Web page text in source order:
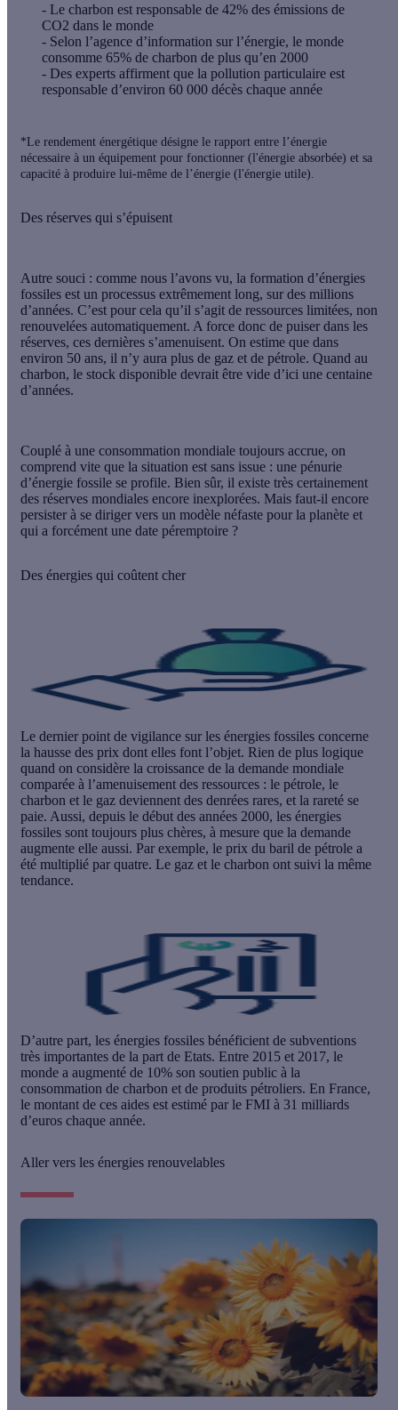
- Le charbon est responsable de 42% des émissions de
CO2 dans le monde
- Selon l’agence d’information sur l’énergie, le monde
consomme 65% de charbon de plus qu’en 2000
- Des experts affirment que la pollution particulaire est
responsable d’environ 60 000 décès chaque année
*Le rendement énergétique désigne le rapport entre l’énergie
nécessaire à un équipement pour fonctionner (l'énergie absorbée) et sa
capacité à produire lui-même de l’énergie (l'énergie utile).
Des réserves qui s’épuisent
Autre souci : comme nous l’avons vu, la formation d’énergies
fossiles est un processus extrêmement long, sur des millions
d’années. C’est pour cela qu’il s’agit de ressources limitées, non
renouvelées automatiquement. A force donc de puiser dans les
réserves, ces dernières s’amenuisent. On estime que dans
environ 50 ans, il n’y aura plus de gaz et de pétrole. Quand au
charbon, le stock disponible devrait être vide d’ici une centaine
d’années.
Couplé à une consommation mondiale toujours accrue, on
comprend vite que la situation est sans issue : une pénurie
d’énergie fossile se profile. Bien sûr, il existe très certainement
des réserves mondiales encore inexplorées. Mais faut-il encore
persister à se diriger vers un modèle néfaste pour la planète et
qui a forcément une date péremptoire ?
Des énergies qui coûtent cher
Le dernier point de vigilance sur les énergies fossiles concerne
la hausse des prix dont elles font l’objet. Rien de plus logique
quand on considère la croissance de la demande mondiale
comparée à l’amenuisement des ressources : le pétrole, le
charbon et le gaz deviennent des denrées rares, et la rareté se
paie. Aussi, depuis le début des années 2000, les énergies
fossiles sont toujours plus chères, à mesure que la demande
augmente elle aussi. Par exemple, le prix du baril de pétrole a
été multiplié par quatre. Le gaz et le charbon ont suivi la même
tendance.
D’autre part, les énergies fossiles bénéficient de subventions
très importantes de la part de Etats. Entre 2015 et 2017, le
monde a augmenté de 10% son soutien public à la
consommation de charbon et de produits pétroliers. En France,
le montant de ces aides est estimé par le FMI à 31 milliards
d’euros chaque année.
Aller vers les énergies renouvelables